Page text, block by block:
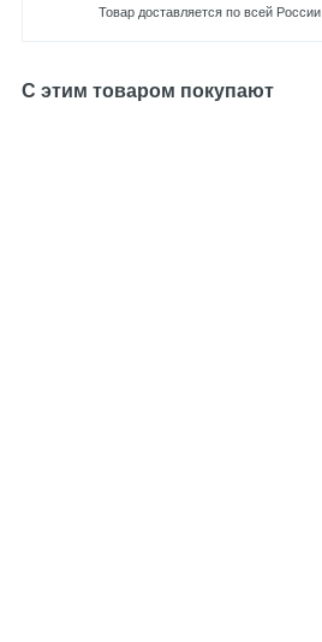
Товар доставляется по всей России
С этим товаром покупают